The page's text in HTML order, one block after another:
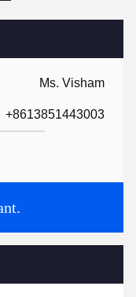
Ms. Visham
+8613851443003